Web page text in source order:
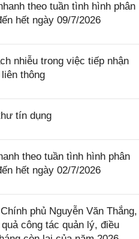
theo tuần tình hình phân
hết ngày 09/7/2026
nhiễu trong việc tiếp nhận
thông
tín dụng
theo tuần tình hình phân
hết ngày 02/7/2026
phủ Nguyễn Văn Thắng,
công tác quản lý, điều